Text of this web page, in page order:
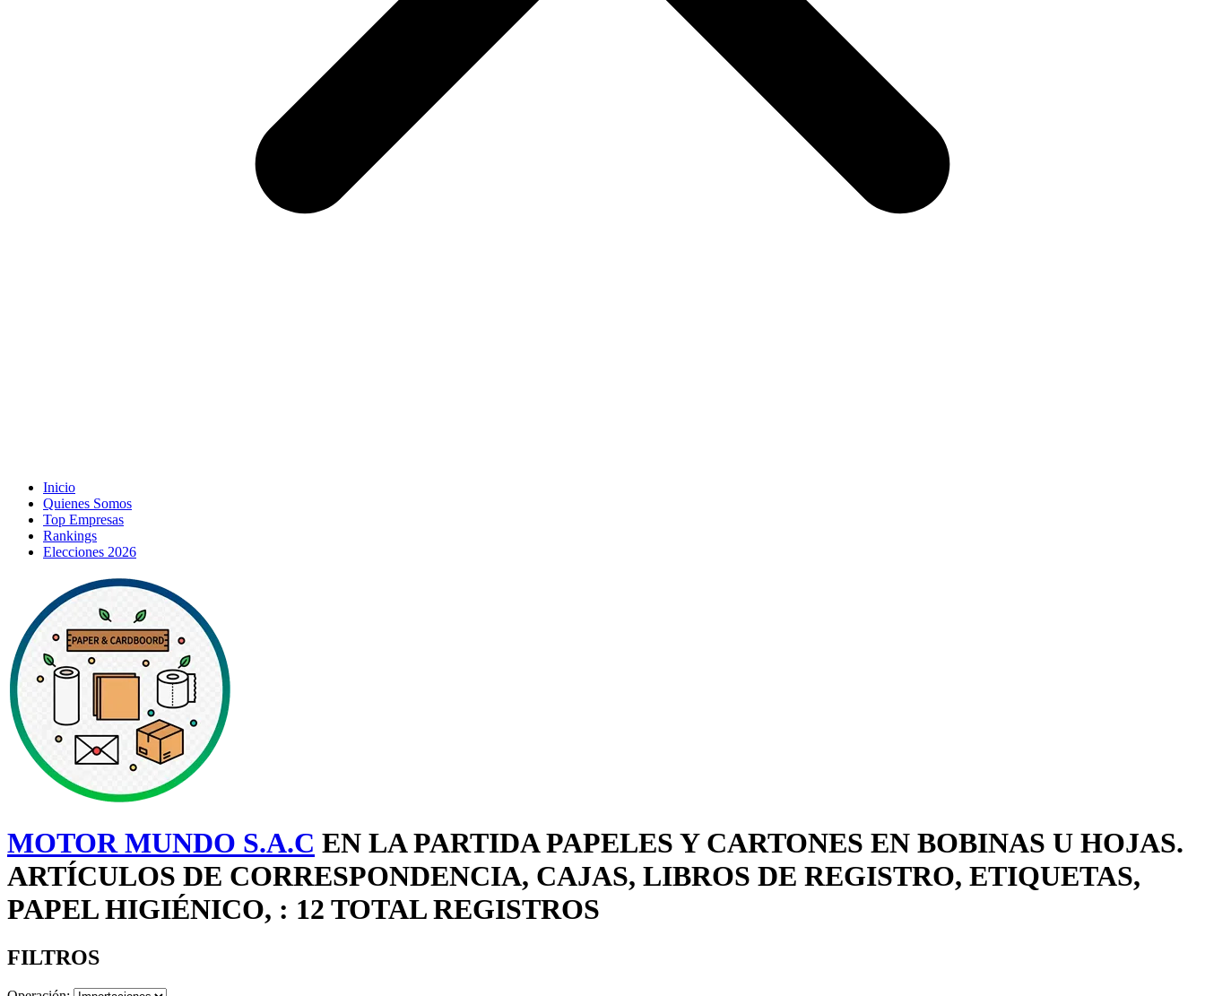
Inicio
Quienes Somos
Top Empresas
Rankings
Elecciones 2026
MOTOR MUNDO S.A.C EN LA PARTIDA PAPELES Y CARTONES EN BOBINAS U HOJAS.
ARTÍCULOS DE CORRESPONDENCIA, CAJAS, LIBROS DE REGISTRO, ETIQUETAS,
PAPEL HIGIÉNICO, : 12 TOTAL REGISTROS
FILTROS